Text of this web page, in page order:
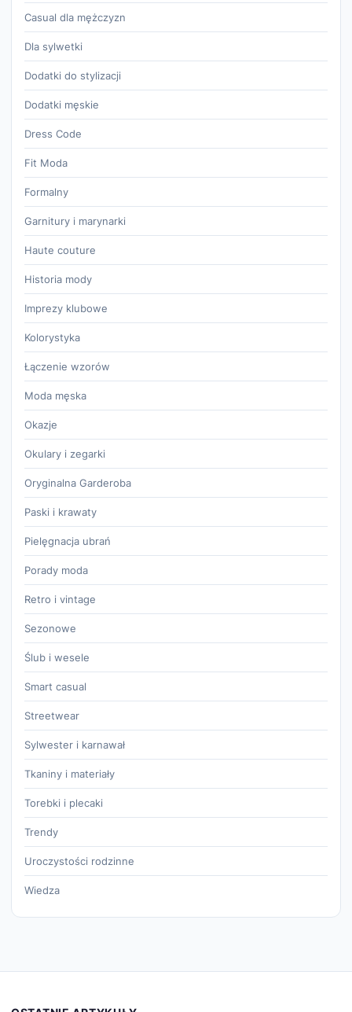
Casual dla mężczyzn
Dla sylwetki
Dodatki do stylizacji
Dodatki męskie
Dress Code
Fit Moda
Formalny
Garnitury i marynarki
Haute couture
Historia mody
Imprezy klubowe
Kolorystyka
Łączenie wzorów
Moda męska
Okazje
Okulary i zegarki
Oryginalna Garderoba
Paski i krawaty
Pielęgnacja ubrań
Porady moda
Retro i vintage
Sezonowe
Ślub i wesele
Smart casual
Streetwear
Sylwester i karnawał
Tkaniny i materiały
Torebki i plecaki
Trendy
Uroczystości rodzinne
Wiedza